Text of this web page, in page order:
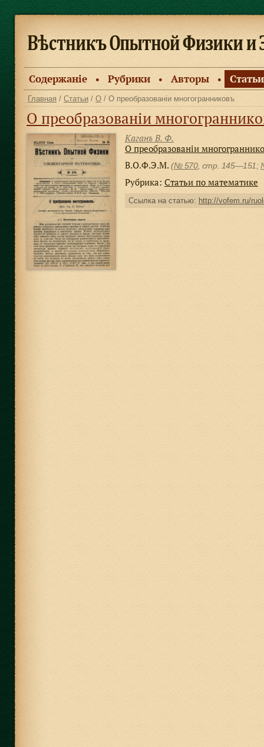
Содержанiе ● Рубрики ● Авторы ● Статьи
Главная / Статьи / О / О преобразованіи многогранниковъ
О преобразованіи
Каганъ В. Ф.
О преобразованіи
В.О.Ф.Э.М. (№ 570, стр. 145—151;
Рубрика: Статьи по математике
Ссылка на статью: http://vofem.ru/